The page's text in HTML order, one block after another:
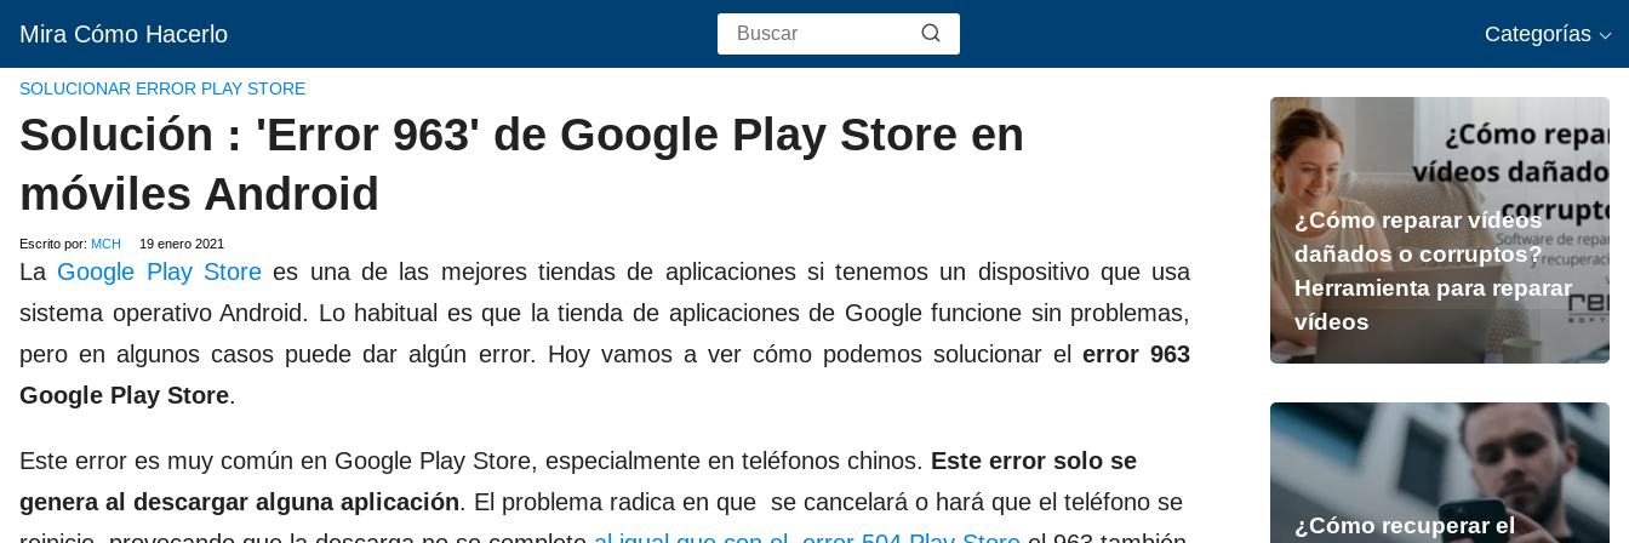
Mira Cómo Hacerlo Categorías
SOLUCIONAR ERROR PLAY STORE
Solución : 'Error 963' de Google Play Store en
móviles Android
Escrito por: MCH 19 enero 2021
La Google Play Storees una de las mejores tiendas de aplicaciones si tenemos un dispositivo que usa
sistema operativo Android. Lo habitual es que la tienda de aplicaciones de Google funcione sin problemas,
pero en algunos casos puede dar algún error. Hoy vamos a ver cómo podemos solucionar elerror 963
Google Play Store.
Este error es muy común en Google Play Store, especialmente en teléfonos chinos. Este error solo se
genera al descargar alguna aplicación. El problema radica en que se cancelará o hará que el teléfono se
¿Cómo reparar vídeos
dañados o corruptos?
Herramienta para reparar
vídeos
¿Cómo recuperar el